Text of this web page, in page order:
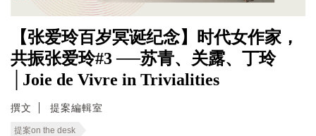
【张爱玲百岁冥诞纪念】时代女作家，
共振张爱玲#3 ──苏青、关露、丁玲
│Joie de Vivre in Trivialities
撰文 提案編輯室
提案on the desk